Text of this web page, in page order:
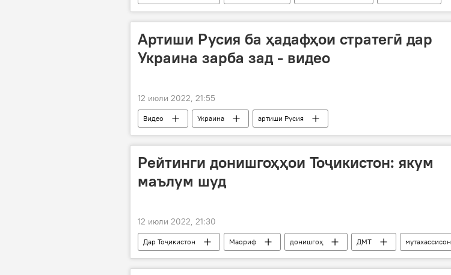
Рӯйдод, ҷиноят ва ҳолатҳои фавқулода
Артиши Русия ба ҳадафҳои стратегӣ дар
Украина зарба зад - видео
12 июли 2022, 21:55
Видео Украина артиши Русия
Рейтинги донишгоҳҳои Тоҷикистон: якум
маълум шуд
12 июли 2022, 21:30
Дар Тоҷикистон Маориф донишгоҳ ДМТ
мутахассисон
радабандӣ